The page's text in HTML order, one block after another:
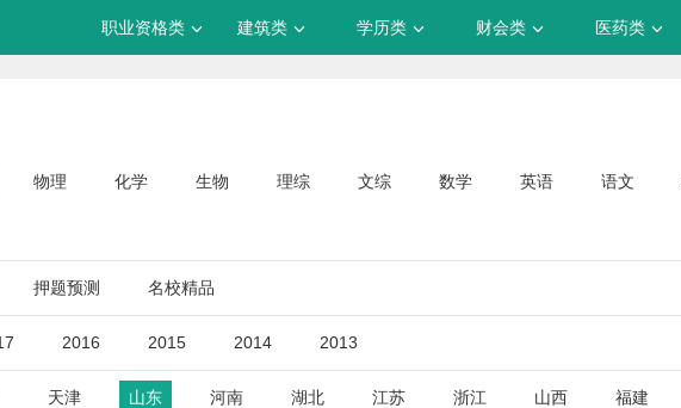
职业资格类 建筑类 学历类 财会类 医药类
物理 化学 生物 理综 文综 数学 英语 语文
押题预测 名校精品
2016 2015 2014 2013
天津 山东 河南 湖北 江苏 浙江 山西 福建